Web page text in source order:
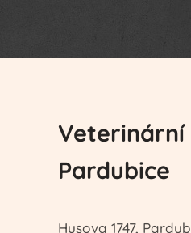
Veterinární
Pardubice
Husova 1747,